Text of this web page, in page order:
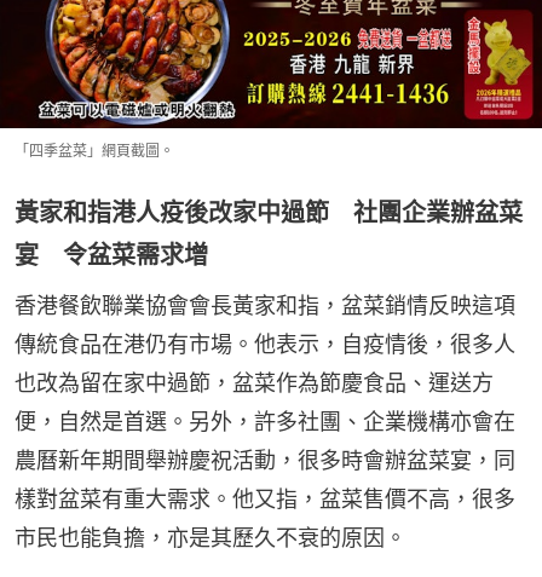
「四季盆菜」網頁截圖。
黃家和指港人疫後改家中過節 社團企業辦盆菜
宴 令盆菜需求增
香港餐飲聯業協會會長黃家和指，盆菜銷情反映這項
傳統食品在港仍有市場。他表示，自疫情後，很多人
也改為留在家中過節，盆菜作為節慶食品、運送方
便，自然是首選。另外，許多社團、企業機構亦會在
農曆新年期間舉辦慶祝活動，很多時會辦盆菜宴，同
樣對盆菜有重大需求。他又指，盆菜售價不高，很多
市民也能負擔，亦是其歷久不衰的原因。